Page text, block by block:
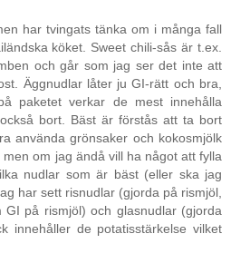
har tvingats tänka om i många fall
köket. Sweet chili-sås är t.ex.
och går som jag ser det inte att
Äggnudlar låter ju GI-rätt och bra,
paketet verkar de mest innehålla
bort. Bäst är förstås att ta bort
använda grönsaker och kokosmjölk
om jag ändå vill ha något att fylla
nudlar som är bäst (eller ska jag
har sett risnudlar (gjorda på rismjöl,
på rismjöl) och glasnudlar (gjorda
innehåller de potatisstärkelse vilket